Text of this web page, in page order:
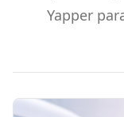
Yapper